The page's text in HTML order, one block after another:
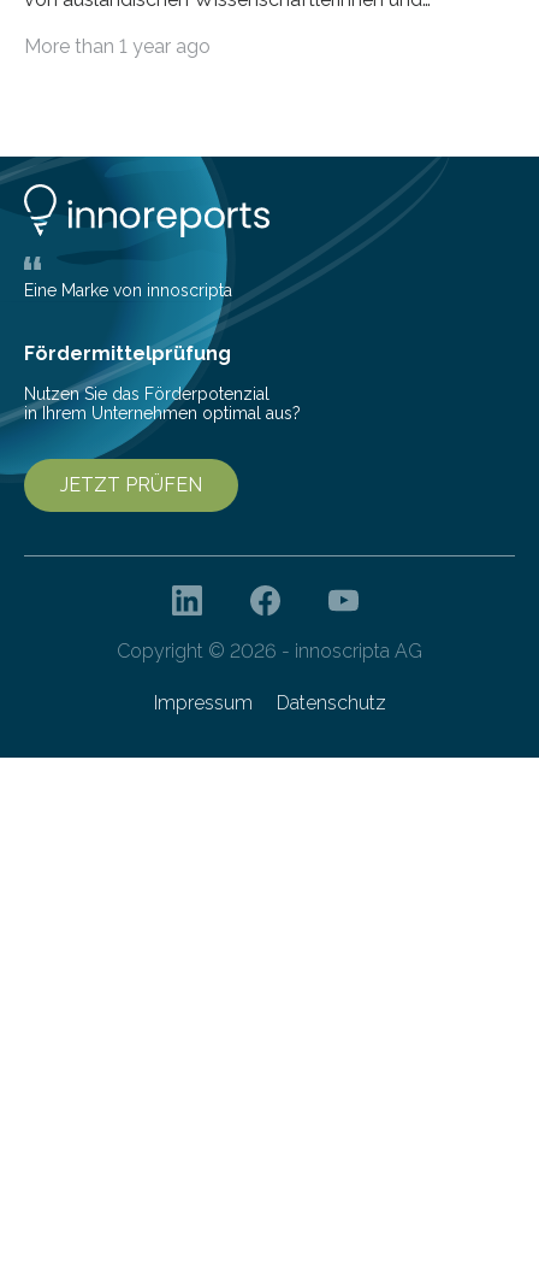
More than 1 year ago
Eine Marke von innoscripta
Fördermittelprüfung
Nutzen Sie das Förderpotenzial
in Ihrem Unternehmen optimal aus?
JETZT PRÜFEN
Copyright © 2026 - innoscripta AG
Impressum Datenschutz